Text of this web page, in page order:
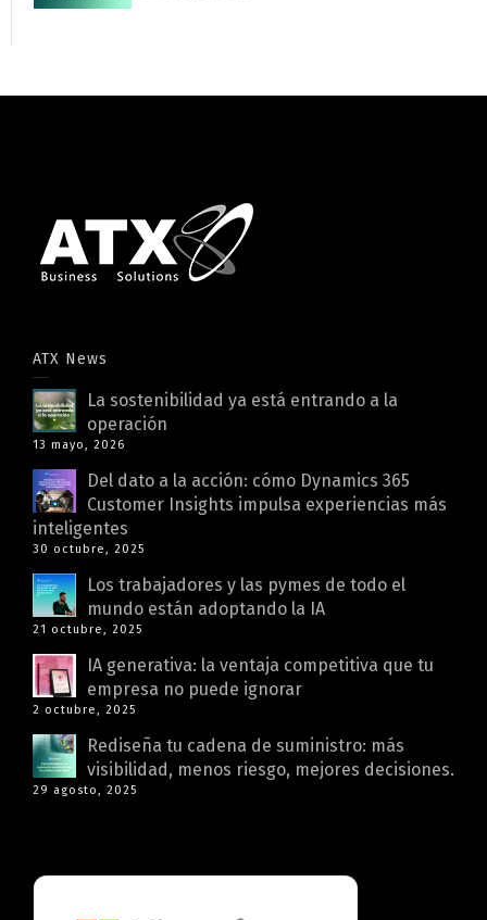
ATX News
La sostenibilidad ya está entrando a la
operación
13 mayo, 2026
Del dato a la acción: cómo Dynamics 365
Customer Insights impulsa experiencias más
inteligentes
30 octubre, 2025
Los trabajadores y las pymes de todo el
mundo están adoptando la IA
21 octubre, 2025
IA generativa: la ventaja competitiva que tu
empresa no puede ignorar
2 octubre, 2025
Rediseña tu cadena de suministro: más
visibilidad, menos riesgo, mejores decisiones.
29 agosto, 2025